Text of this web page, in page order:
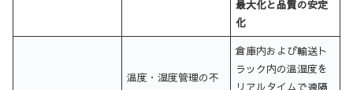
最大化と品質の安定
化
温度・湿度管理の不
倉庫内および輸送ト
ラック内の温湿度を
リアルタイムで遠隔